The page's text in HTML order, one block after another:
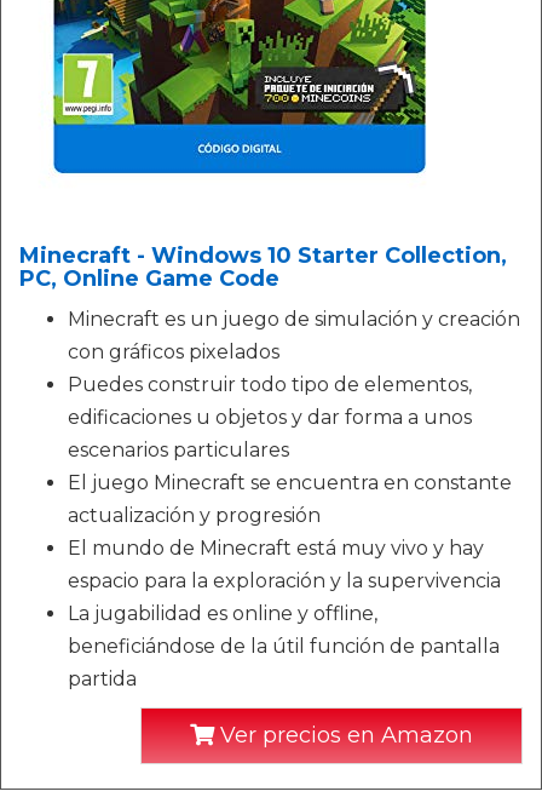
Minecraft - Windows 10 Starter Collection,
PC, Online Game Code
Minecraft es un juego de simulación y creación
con gráficos pixelados
Puedes construir todo tipo de elementos,
edificaciones u objetos y dar forma a unos
escenarios particulares
El juego Minecraft se encuentra en constante
actualización y progresión
El mundo de Minecraft está muy vivo y hay
espacio para la exploración y la supervivencia
La jugabilidad es online y offline,
beneficiándose de la útil función de pantalla
partida
Ver precios en Amazon